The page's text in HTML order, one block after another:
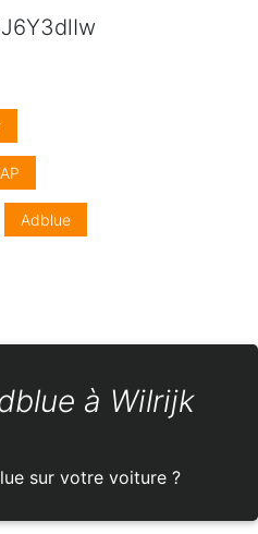
Adblue
à Wilrijk
sur votre voiture ?